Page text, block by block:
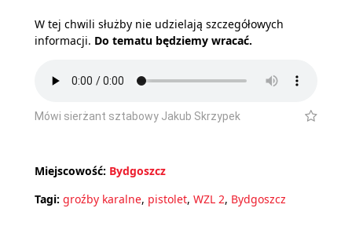
W tej chwili służby nie udzielają szczegółowych
informacji. Do tematu będziemy wracać.
Mówi sierżant sztabowy Jakub Skrzypek
Miejscowość: Bydgoszcz
Tagi: groźby karalne, pistolet, WZL 2, Bydgoszcz